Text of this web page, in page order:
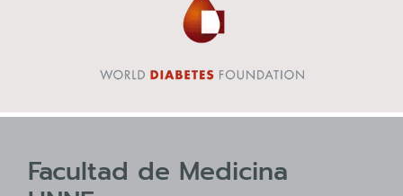
Facultad de Medicina